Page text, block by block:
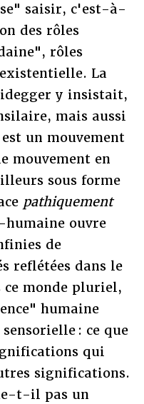
saisir, c'est-à-
des rôles
rôles
La
y insistait,
mais aussi
un mouvement
mouvement en
sous forme
pathiquement
ouvre
de
reflétées dans le
monde pluriel,
humaine
: ce que
qui
significations.
t-il pas un